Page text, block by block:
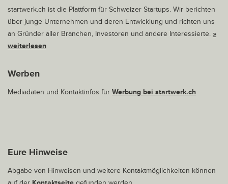
startwerk.ch ist die Plattform für Schweizer Startups. Wir berichten
über junge Unternehmen und deren Entwicklung und richten uns
an Gründer aller Branchen, Investoren und andere Interessierte. »
weiterlesen
Werben
Mediadaten und Kontaktinfos für Werbung bei startwerk.ch
Eure Hinweise
Abgabe von Hinweisen und weitere Kontaktmöglichkeiten können